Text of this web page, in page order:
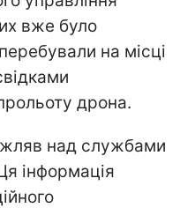
вже було
на місці
дрона.
над службами
інформація